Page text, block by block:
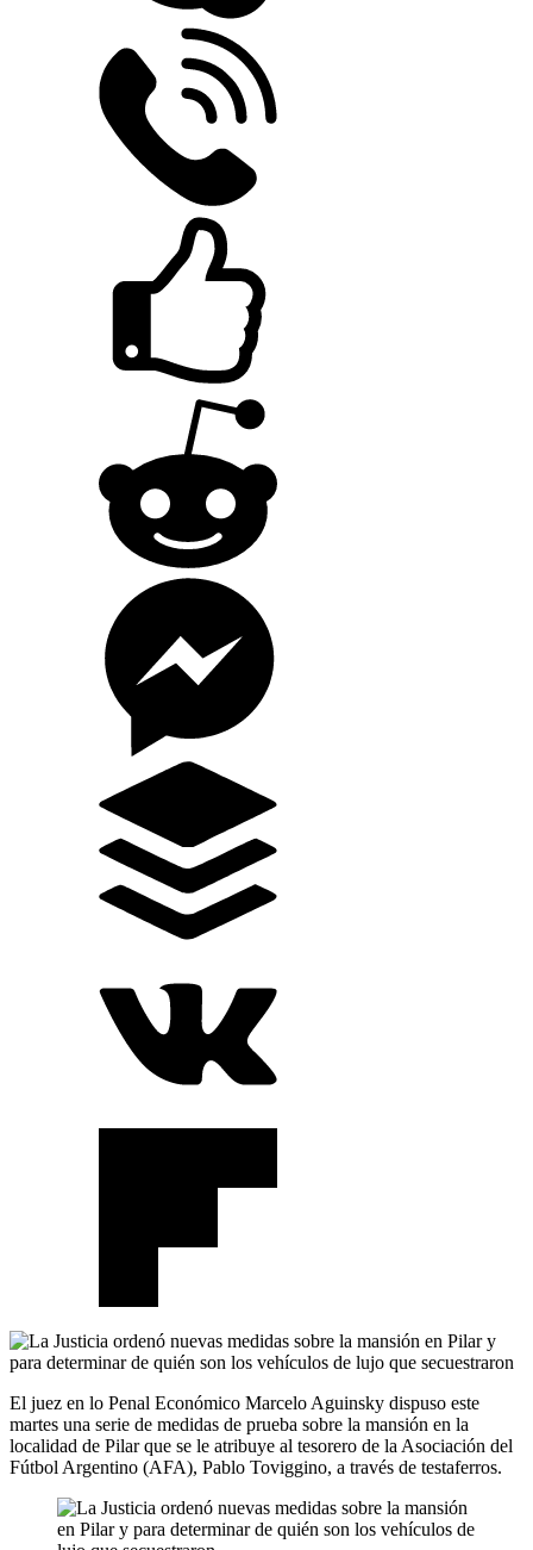
El juez en lo Penal Económico Marcelo Aguinsky dispuso este
martes una serie de medidas de prueba sobre la mansión en la
localidad de Pilar que se le atribuye al tesorero de la Asociación del
Fútbol Argentino (AFA), Pablo Toviggino, a través de testaferros.